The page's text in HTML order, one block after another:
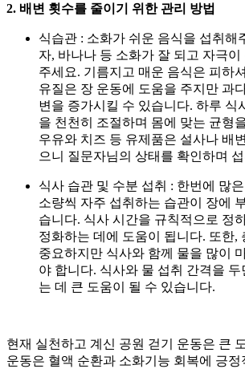
2. 배변 횟수를 줄이기 위한 관리 방법
식습관 : 소화가 쉬운 음식을 섭취해
자, 바나나 등 소화가 잘 되고 자극이
주세요. 기름지고 매운 음식은 피하
유질은 장 운동에 도움을 주지만 과
변을 증가시킬 수 있습니다. 하루 식
을 천천히 조절하며 몸에 맞는 균형
우유와 치즈 등 유제품은 설사나 배
으니 질문자님의 상태를 확인하며
식사 습관 및 수분 섭취 : 한번에 많
소량씩 자주 섭취하는 습관이 장에
습니다. 식사 시간을 규칙적으로 정
정화하는 데에 도움이 됩니다. 또한,
중요하지만 식사와 함께 물을 많이
야 합니다. 식사와 물 섭취 간격을 두
는 데 큰 도움이 될 수 있습니다.
현재 실천하고 계신 공원 걷기 운동은 큰
운동은 혈액 순환과 소화기능 회복에 긍